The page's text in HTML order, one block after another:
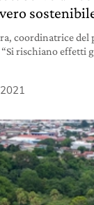
coordinatrice del
“Si rischiano effetti